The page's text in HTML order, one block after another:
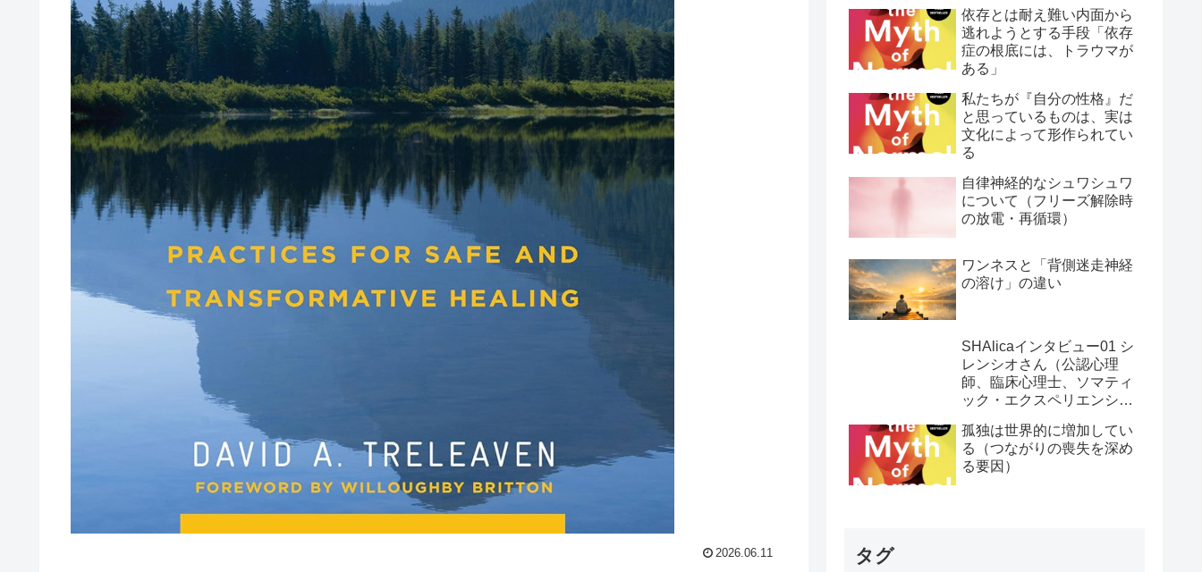
2026.06.11
依存とは耐え難い内面から
逃れようとする手段「依存
症の根底には、トラウマが
ある」
私たちが『自分の性格』だ
と思っているものは、実は
文化によって形作られてい
る
自律神経的なシュワシュワ
について（フリーズ解除時
の放電・再循環）
ワンネスと「背側迷走神経
の溶け」の違い
SHAlicaインタビュー01 シ
レンシオさん（公認心理
師、臨床心理士、ソマティ
ック・エクスペリエンシン
孤独は世界的に増加してい
る（つながりの喪失を深め
る要因）
タグ